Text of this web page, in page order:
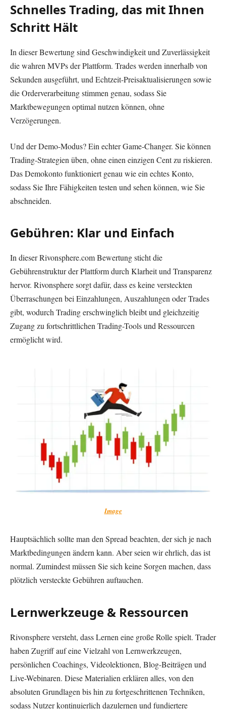
Schnelles Trading, das mit Ihnen
Schritt Hält
In dieser Bewertung sind Geschwindigkeit und Zuverlässigkeit
die wahren MVPs der Plattform. Trades werden innerhalb von
Sekunden ausgeführt, und Echtzeit-Preisaktualisierungen sowie
die Orderverarbeitung stimmen genau, sodass Sie
Marktbewegungen optimal nutzen können, ohne
Verzögerungen.
Und der Demo-Modus? Ein echter Game-Changer. Sie können
Trading-Strategien üben, ohne einen einzigen Cent zu riskieren.
Das Demokonto funktioniert genau wie ein echtes Konto,
sodass Sie Ihre Fähigkeiten testen und sehen können, wie Sie
abschneiden.
Gebühren: Klar und Einfach
In dieser Rivonsphere.com Bewertung sticht die
Gebührenstruktur der Plattform durch Klarheit und Transparenz
hervor. Rivonsphere sorgt dafür, dass es keine versteckten
Überraschungen bei Einzahlungen, Auszahlungen oder Trades
gibt, wodurch Trading erschwinglich bleibt und gleichzeitig
Zugang zu fortschrittlichen Trading-Tools und Ressourcen
ermöglicht wird.
Image
Hauptsächlich sollte man den Spread beachten, der sich je nach
Marktbedingungen ändern kann. Aber seien wir ehrlich, das ist
normal. Zumindest müssen Sie sich keine Sorgen machen, dass
plötzlich versteckte Gebühren auftauchen.
Lernwerkzeuge & Ressourcen
Rivonsphere versteht, dass Lernen eine große Rolle spielt. Trader
haben Zugriff auf eine Vielzahl von Lernwerkzeugen,
persönlichen Coachings, Videolektionen, Blog-Beiträgen und
Live-Webinaren. Diese Materialien erklären alles, von den
absoluten Grundlagen bis hin zu fortgeschrittenen Techniken,
sodass Nutzer kontinuierlich dazulernen und fundiertere